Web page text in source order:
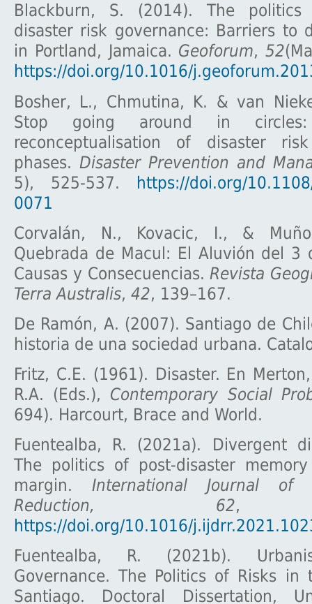
Blackburn, S. (2014). The
disaster risk governance: Barriers to
in Portland, Jamaica. Geoforum,52
https://doi.org/10.1016/
Bosher, L., Chmutina, K. & van
Stop going around in
reconceptualisation of disaster
phases. Disaster Prevention and
5), 525-537. https://doi.org/
0071
Corvalán, N., Kovacic, I., &
Quebrada de Macul: El Aluvión del 3
Causas y Consecuencias.Revista
Terra Australis, 42, 139–167.
De Ramón, A. (2007). Santiago de
historia de una sociedad urbana.
Fritz, C.E. (1961). Disaster. En
R.A. (Eds.), Contemporary Social
694). Harcourt, Brace and World.
Fuentealba, R. (2021a). Divergent
The politics of post-disaster
margin. International Journal of
Reduction, 62,
https://doi.org/10.1016/
Fuentealba, R. (2021b).
Governance. The Politics of Risks in
Santiago. Doctoral Dissertation,